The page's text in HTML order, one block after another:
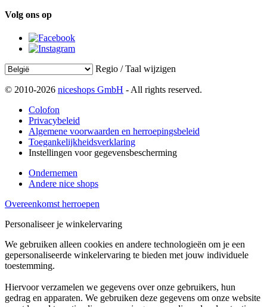
Volg ons op
Regio / Taal wijzigen
© 2010-2026 niceshops GmbH - All rights reserved.
Colofon
Privacybeleid
Algemene voorwaarden en herroepingsbeleid
Toegankelijkheidsverklaring
Instellingen voor gegevensbescherming
Ondernemen
Andere nice shops
Overeenkomst herroepen
Personaliseer je winkelervaring
We gebruiken alleen cookies en andere technologieën om je een
gepersonaliseerde winkelervaring te bieden met jouw individuele
toestemming.
Hiervoor verzamelen we gegevens over onze gebruikers, hun
gedrag en apparaten. We gebruiken deze gegevens om onze website